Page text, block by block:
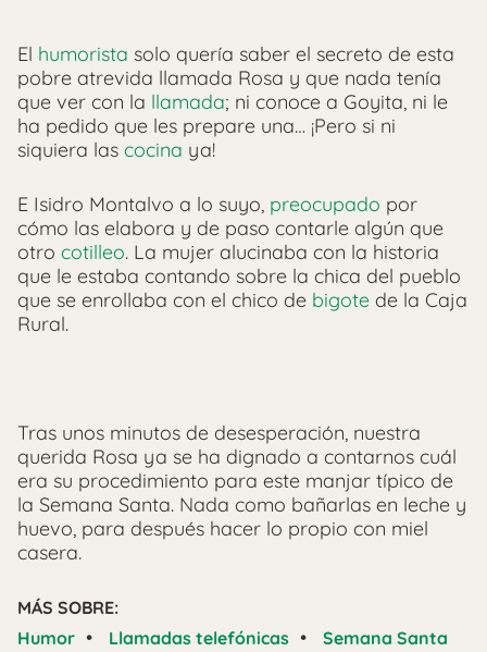
El humorista solo quería saber el secreto de esta
pobre atrevida llamada Rosa y que nada tenía
que ver con la llamada; ni conoce a Goyita, ni le
ha pedido que les prepare una… ¡Pero si ni
siquiera las cocina ya!
E Isidro Montalvo a lo suyo, preocupado por
cómo las elabora y de paso contarle algún que
otro cotilleo. La mujer alucinaba con la historia
que le estaba contando sobre la chica del pueblo
que se enrollaba con el chico de bigote de la Caja
Rural.
Tras unos minutos de desesperación, nuestra
querida Rosa ya se ha dignado a contarnos cuál
era su procedimiento para este manjar típico de
la Semana Santa. Nada como bañarlas en leche y
huevo, para después hacer lo propio con miel
casera.
MÁS SOBRE:
Humor • Llamadas telefónicas • Semana Santa